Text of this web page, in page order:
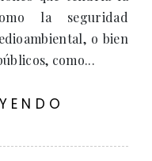
la seguridad
o bien
como...